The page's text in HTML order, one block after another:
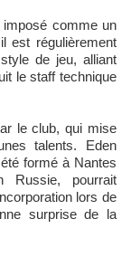
comme un
est régulièrement
de jeu, alliant
le staff technique
le club, qui mise
talents. Eden
formé à Nantes
pourrait
lors de
surprise de la